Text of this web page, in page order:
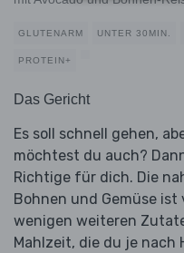
GLUTENARM UNTER 30MIN.
PROTEIN+
Das Gericht
Es soll schnell gehen,
möchtest du auch?
Richtige für dich. Die
Bohnen und Gemüse
wenigen weiteren
Mahlzeit, die du je nach